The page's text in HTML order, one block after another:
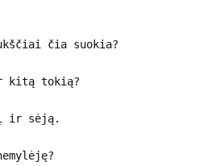
čia suokia?
kitą tokią?
ir sėją.